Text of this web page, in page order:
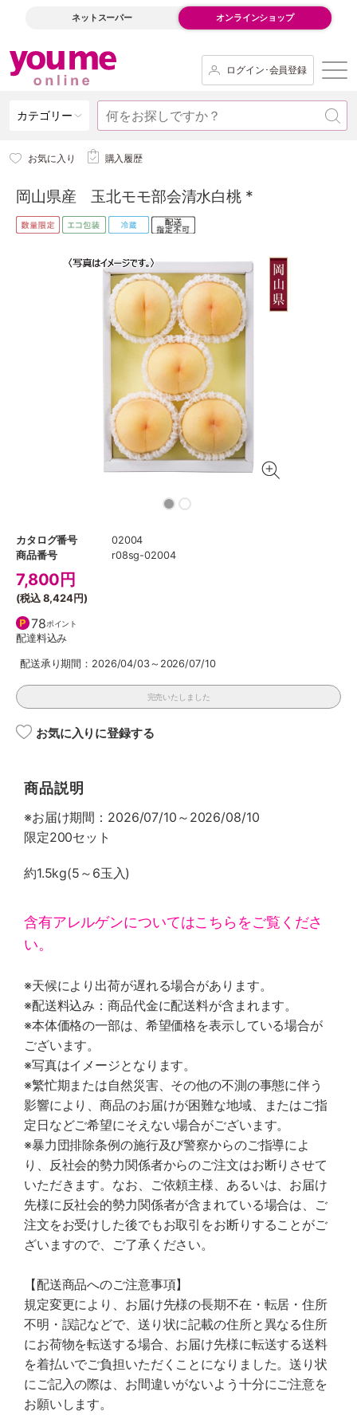
ネットスーパー オンラインショップ
ログイン･会員登録
カテゴリー
お気に入り 購入履歴
岡山県産 玉北モモ部会清水白桃 *
カタログ番号
02004
商品番号
r08sg-02004
7,800 円
(税込8,424円)
78ポイント
配達料込み
配送承り期間：2026/04/03～2026/07/10
完売いたしました
お気に入りに登録する
商品説明
※お届け期間：2026/07/10～2026/08/10
限定200セット
約1.5kg(5～6玉入)
含有アレルゲンについてはこちらをご覧くださ
い。
※天候により出荷が遅れる場合があります。
※配送料込み：商品代金に配送料が含まれます。
※本体価格の一部は、希望価格を表示している場合が
ございます。
※写真はイメージとなります。
※繁忙期または自然災害、その他の不測の事態に伴う
影響により、商品のお届けが困難な地域、またはご指
定日などご希望にそえない場合がございます。
※暴力団排除条例の施行及び警察からのご指導によ
り、反社会的勢力関係者からのご注文はお断りさせて
いただきます。なお、ご依頼主様、あるいは、お届け
先様に反社会的勢力関係者が含まれている場合は、ご
注文をお受けした後でもお取引をお断りすることがご
ざいますので、ご了承ください。
【配送商品へのご注意事項】
規定変更により、お届け先様の長期不在・転居・住所
不明・誤記などで、送り状に記載の住所と異なる住所
にお荷物を転送する場合、お届け先様に転送する送料
を着払いでご負担いただくことになりました。送り状
にご記入の際は、お間違いがないよう十分にご注意を
お願いします。